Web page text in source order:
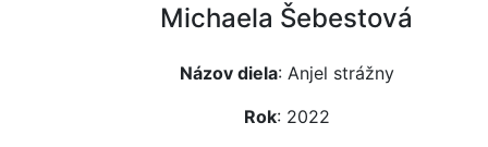
Michaela Šebestová
Názov diela: Anjel strážny
Rok: 2022